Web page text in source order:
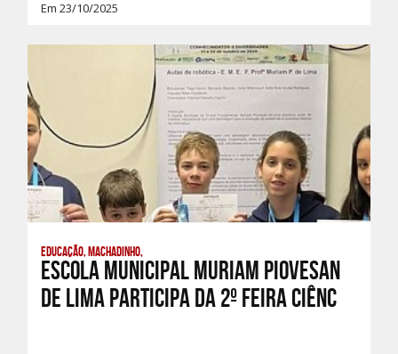
Em 23/10/2025
Educação, Machadinho,
Escola Municipal Muriam Piovesan
de Lima participa da 2º feira Ciênc